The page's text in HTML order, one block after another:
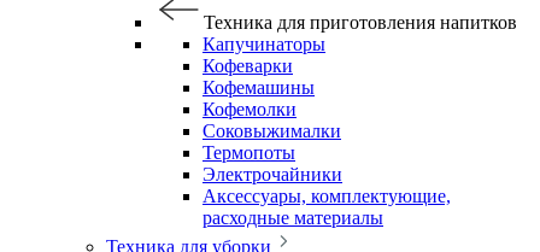
Техника для приготовления напитков
Капучинаторы
Кофеварки
Кофемашины
Кофемолки
Соковыжималки
Термопоты
Электрочайники
Аксессуары, комплектующие,
расходные материалы
Техника для уборки